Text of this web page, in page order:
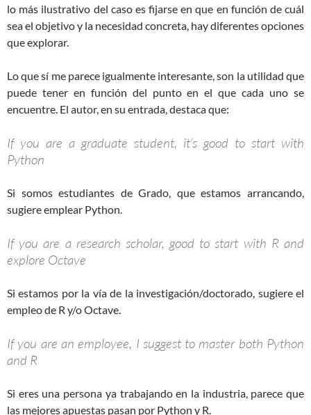
lo más ilustrativo del caso es fijarse en que en función de cuál
sea el objetivo y la necesidad concreta, hay diferentes opciones
que explorar.
Lo que sí me parece igualmente interesante, son la utilidad que
puede tener en función del punto en el que cada uno se
encuentre. El autor, en su entrada, destaca que:
If you are a graduate student, it’s good to start with
Python
Si somos estudiantes de Grado, que estamos arrancando,
sugiere emplear Python.
If you are a research scholar, good to start with R and
explore Octave
Si estamos por la vía de la investigación/doctorado, sugiere el
empleo de R y/o Octave.
If you are an employee, I suggest to master both Python
and R
Si eres una persona ya trabajando en la industria, parece que
las mejores apuestas pasan por Python y R.